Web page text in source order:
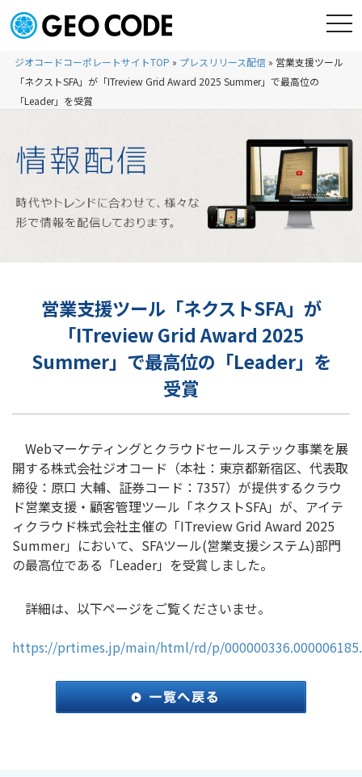
ジオコードコーポレートサイトTOP » プレスリリース配信» 営業支援ツール
「ネクストSFA」が「ITreview Grid Award 2025 Summer」で最高位の
「Leader」を受賞
営業支援ツール「ネクストSFA」が
「ITreview Grid Award 2025
Summer」で最高位の「Leader」を
受賞
Webマーケティングとクラウドセールステック事業を展
開する株式会社ジオコード（本社：東京都新宿区、代表取
締役：原口 大輔、証券コード：7357）が提供するクラウ
ド営業支援・顧客管理ツール「ネクストSFA」が、アイテ
ィクラウド株式会社主催の「ITreview Grid Award 2025
Summer」において、SFAツール(営業支援システム)部門
の最高位である「Leader」を受賞しました。
詳細は、以下ページをご覧くださいませ。
https://prtimes.jp/main/html/rd/p/